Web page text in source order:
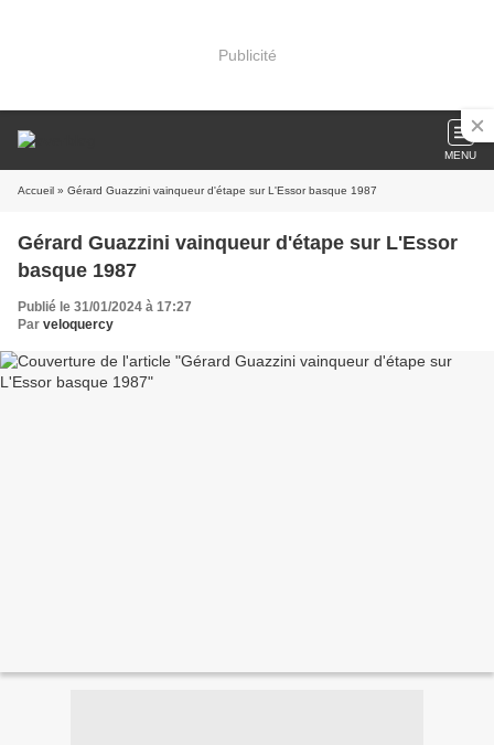
Publicité
MENU
Accueil » Gérard Guazzini vainqueur d'étape sur L'Essor basque 1987
Gérard Guazzini vainqueur d'étape sur L'Essor
basque 1987
Publié le 31/01/2024 à 17:27
Par veloquercy